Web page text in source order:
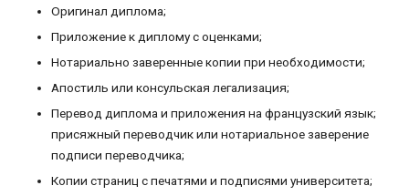
Оригинал диплома;
Приложение к диплому с оценками;
Нотариально заверенные копии при необходимости;
Апостиль или консульская легализация;
Перевод диплома и приложения на французский язык;
присяжный переводчик или нотариальное заверение
подписи переводчика;
Копии страниц с печатями и подписями университета;